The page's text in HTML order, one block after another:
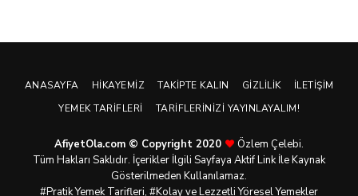
ANASAYFA HIKAYEMIZ TAKIPTE KALIN GIZLILIK
İLETIŞIM
YEMEK TARIFLERI
TARIFLERINIZI YAYINLAYALIM!
AfiyetOla.com © Copyright 2020
Özlem Çelebi.
Tüm Hakları Saklıdır. İçerikler İlgili Sayfaya Aktif Link İle Kaynak
Gösterilmeden Kullanılamaz.
#PratikYemek Tarifleri, #Kolay ve Lezzetli Yöresel Yemekler